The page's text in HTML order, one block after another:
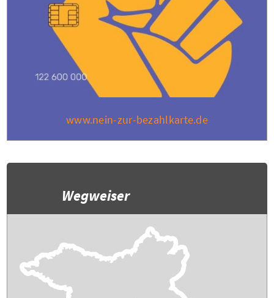
www.nein-zur-bezahlkarte.de
Wegweiser